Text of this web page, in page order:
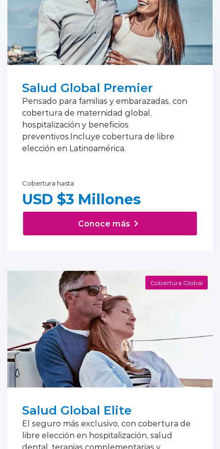
Salud Global Premier
Pensado para familias y embarazadas, con
cobertura de maternidad global,
hospitalización y beneficios
preventivos.Incluye cobertura de libre
elección en Latinoamérica.
Cobertura hasta
USD $3 Millones
Conoce más
Cobertura Global
Salud Global Elite
El seguro más exclusivo, con cobertura de
libre elección en hospitalización, salud
dental, terapias complementarias y